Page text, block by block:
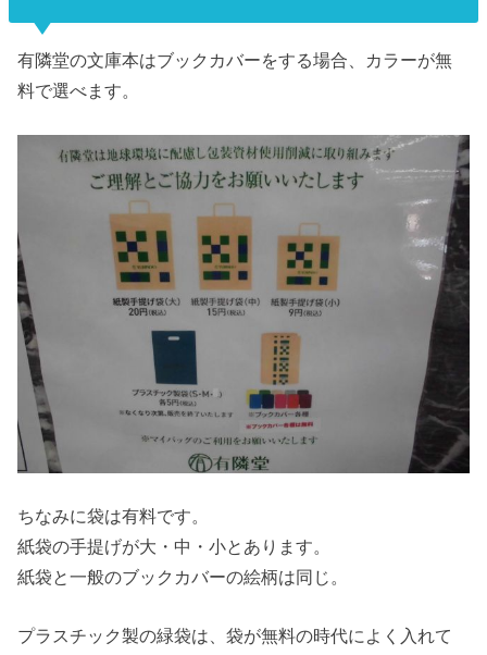
有隣堂の文庫本はブックカバーをする場合、カラーが無
料で選べます。
ちなみに袋は有料です。
紙袋の手提げが大・中・小とあります。
紙袋と一般のブックカバーの絵柄は同じ。
プラスチック製の緑袋は、袋が無料の時代によく入れて